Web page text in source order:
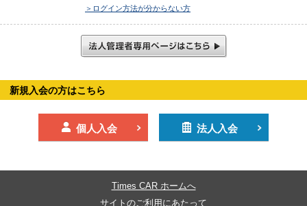
＞ログイン方法が分からない方
新規入会の方はこちら
個人入会 法人入会
Times CAR ホームへ
サイトのご利用にあたって